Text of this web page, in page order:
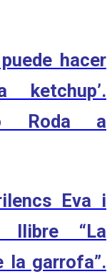
hacer
ketchup’.
Roda a
Eva i
llibre “La
la garrofa”.